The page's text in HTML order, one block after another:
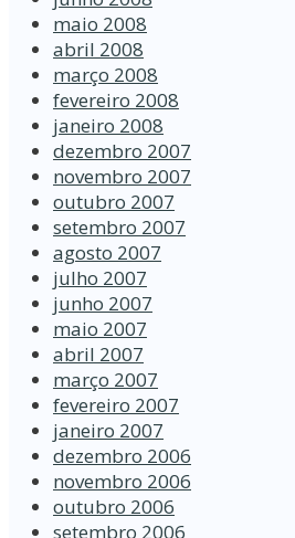
maio 2008
abril 2008
março 2008
fevereiro 2008
janeiro 2008
dezembro 2007
novembro 2007
outubro 2007
setembro 2007
agosto 2007
julho 2007
junho 2007
maio 2007
abril 2007
março 2007
fevereiro 2007
janeiro 2007
dezembro 2006
novembro 2006
outubro 2006
setembro 2006